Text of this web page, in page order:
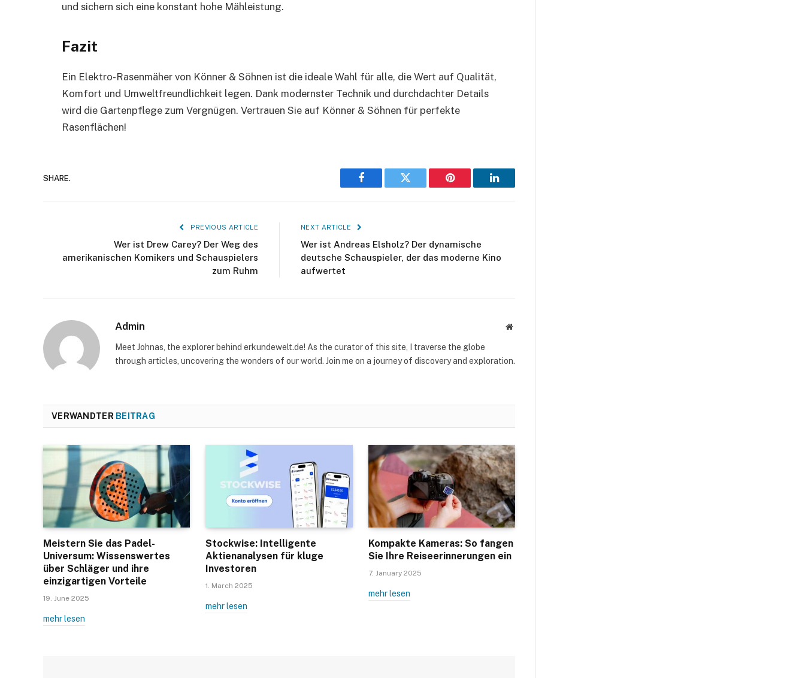
und sichern sich eine konstant hohe Mähleistung.
Fazit
Ein Elektro-Rasenmäher von Könner & Söhnen ist die ideale Wahl für alle, die Wert auf Qualität,
Komfort und Umweltfreundlichkeit legen. Dank modernster Technik und durchdachter Details
wird die Gartenpflege zum Vergnügen. Vertrauen Sie auf Könner & Söhnen für perfekte
Rasenflächen!
SHARE.
Facebook Twitter Pinterest LinkedIn
PREVIOUS ARTICLE
Wer ist Drew Carey? Der Weg des
amerikanischen Komikers und Schauspielers
zum Ruhm
NEXT ARTICLE
Wer ist Andreas Elsholz? Der dynamische
deutsche Schauspieler, der das moderne Kino
aufwertet
Admin Website
Meet Johnas, the explorer behind erkundewelt.de! As the curator of this site, I traverse the globe
through articles, uncovering the wonders of our world. Join me on a journey of discovery and exploration.
VERWANDTER BEITRAG
Meistern Sie das Padel-
Universum: Wissenswertes
über Schläger und ihre
einzigartigen Vorteile
19. June 2025
mehr lesen
Stockwise: Intelligente
Aktienanalysen für kluge
Investoren
1. March 2025
mehr lesen
Kompakte Kameras: So fangen
Sie Ihre Reiseerinnerungen ein
7. January 2025
mehr lesen